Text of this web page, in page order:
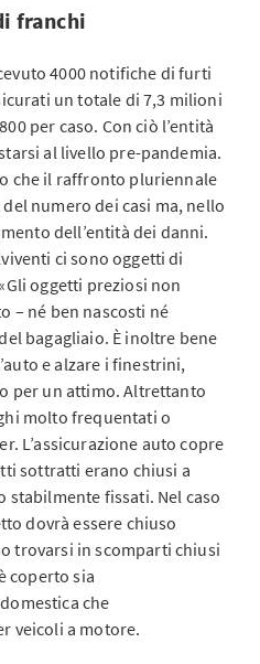
franchi
4000 notifiche di furti
un totale di 7,3 milioni
per caso. Con ciò l’entità
al livello pre-pandemia.
che il raffronto pluriennale
numero dei casi ma, nello
dell’entità dei danni.
ci sono oggetti di
oggetti preziosi non
– né ben nascosti né
bagagliaio. È inoltre bene
e alzare i finestrini,
per un attimo. Altrettanto
molto frequentati o
L’assicurazione auto copre
sottratti erano chiusi a
stabilmente fissati. Nel caso
dovrà essere chiuso
trovarsi in scomparti chiusi
coperto sia
che
veicoli a motore.